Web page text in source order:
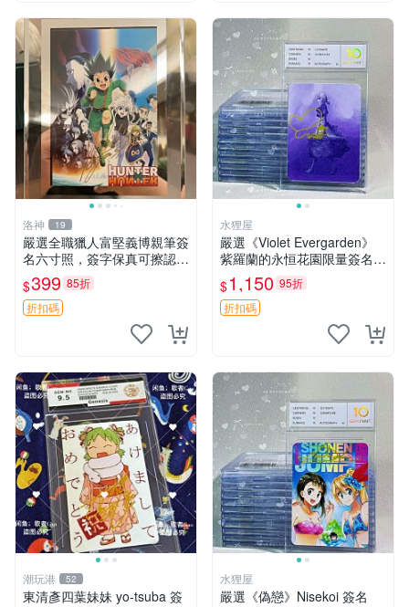
洛神 19
嚴選全職獵人富堅義博親筆簽
名六寸照，簽字保真可擦認，
全新收藏好物，限量發售 全
職獵人 富堅義博 簽名照片
$399 85折
折扣碼
水狸屋
嚴選《Violet Evergarden》
紫羅蘭的永恒花園限量簽名
卡，3寸帶原裝卡磚 日本中古
收藏推薦 薇爾莉特 曜佳奈 筆
記本
$1,150 95折
折扣碼
潮玩港 52
東清彥四葉妹妹 yo-tsuba 簽
水狸屋
嚴選《偽戀》Nisekoi 簽名